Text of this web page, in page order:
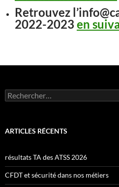
Retrouvez
2022-2023 en
Rechercher :
ARTICLES RÉCENTS
résultats TA des ATSS 2026
CFDT et sécurité dans nos métiers